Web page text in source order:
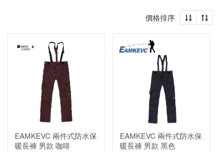
頭盔 安全帽
全身式吊帶
繩索，挽索，牛尾繩
固定點
擔架/救援/逃生
防墜器.止墜器
上升器 / 繩夾
投擲器/豆袋/投擲繩/袋
全身式安全吊帶
雪地、冰攀裝備
快扣/快扣扁帶/保護套
岩楔
排汗長褲
軟殼 刷毛 保暖長褲
兩件式防水長褲
機能內衣褲
價格排序
EAMKEVC 兩件式防水保
暖長褲 男款 咖啡
EAMKEVC 兩件式防水保
暖長褲 男款 黑色